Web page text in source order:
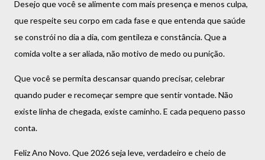
Desejo que você se alimente com mais presença e menos culpa,
que respeite seu corpo em cada fase e que entenda que saúde
se constrói no dia a dia, com gentileza e constância. Que a
comida volte a ser aliada, não motivo de medo ou punição.
Que você se permita descansar quando precisar, celebrar
quando puder e recomeçar sempre que sentir vontade. Não
existe linha de chegada, existe caminho. E cada pequeno passo
conta.
Feliz Ano Novo. Que 2026 seja leve, verdadeiro e cheio de